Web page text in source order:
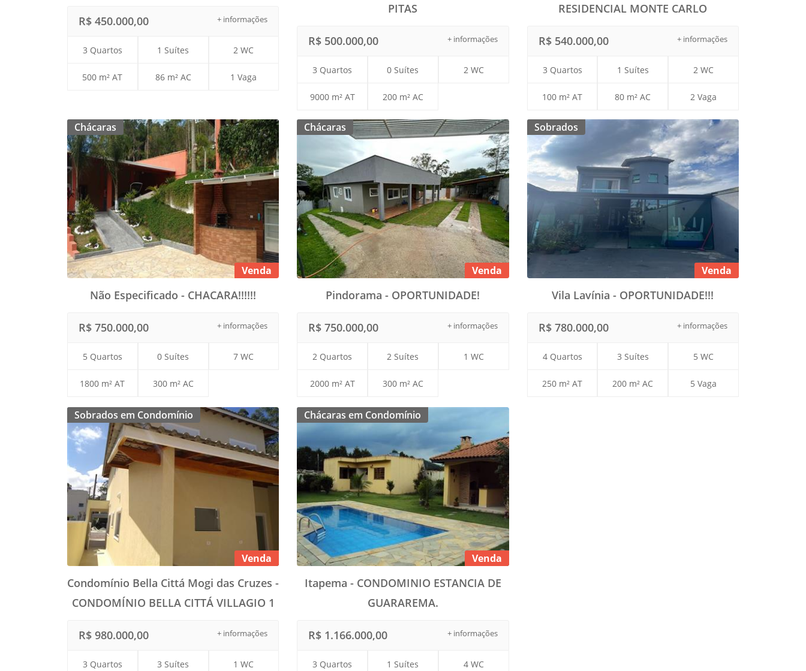
+ informações
R$ 450.000,00
3 Quartos 1 Suítes 2 WC
500 m² AT 86 m² AC 1 Vaga
PITAS
+ informações
R$ 500.000,00
3 Quartos 0 Suítes 2 WC
9000 m² AT 200 m² AC
RESIDENCIAL MONTE CARLO
+ informações
R$ 540.000,00
3 Quartos 1 Suítes 2 WC
100 m² AT 80 m² AC 2 Vaga
Chácaras
Venda
Não Especificado - CHACARA!!!!!!
+ informações
R$ 750.000,00
5 Quartos 0 Suítes 7 WC
1800 m² AT 300 m² AC
Chácaras
Venda
Pindorama - OPORTUNIDADE!
+ informações
R$ 750.000,00
2 Quartos 2 Suítes 1 WC
2000 m² AT 300 m² AC
Sobrados
Venda
Vila Lavínia - OPORTUNIDADE!!!
+ informações
R$ 780.000,00
4 Quartos 3 Suítes 5 WC
250 m² AT 200 m² AC 5 Vaga
Sobrados em Condomínio
Venda
Condomínio Bella Cittá Mogi das Cruzes -
CONDOMÍNIO BELLA CITTÁ VILLAGIO 1
+ informações
R$ 980.000,00
3 Quartos 3 Suítes 1 WC
Chácaras em Condomínio
Venda
Itapema - CONDOMINIO ESTANCIA DE
GUARAREMA.
+ informações
R$ 1.166.000,00
3 Quartos 1 Suítes 4 WC